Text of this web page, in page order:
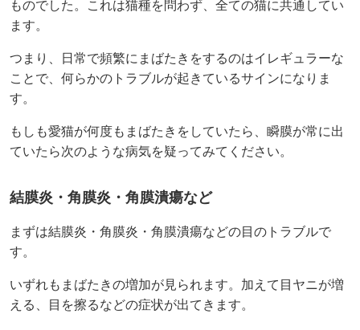
ものでした。これは猫種を問わず、全ての猫に共通してい
ます。
つまり、日常で頻繁にまばたきをするのはイレギュラーな
ことで、何らかのトラブルが起きているサインになりま
す。
もしも愛猫が何度もまばたきをしていたら、瞬膜が常に出
ていたら次のような病気を疑ってみてください。
結膜炎・角膜炎・角膜潰瘍など
まずは結膜炎・角膜炎・角膜潰瘍などの目のトラブルで
す。
いずれもまばたきの増加が見られます。加えて目ヤニが増
える、目を擦るなどの症状が出てきます。